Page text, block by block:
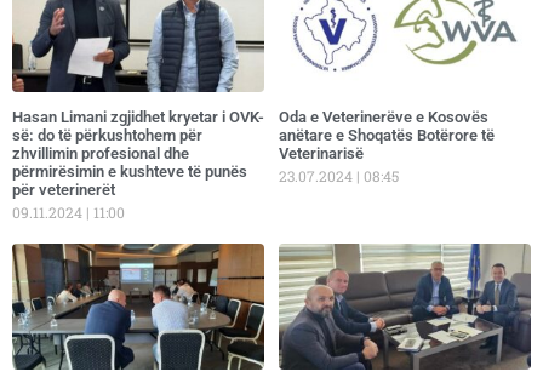
Hasan Limani zgjidhet kryetar i OVK-
së: do të përkushtohem për
zhvillimin profesional dhe
përmirësimin e kushteve të punës
për veterinerët
09.11.2024 11:00
Oda e Veterinerëve e Kosovës
anëtare e Shoqatës Botërore të
Veterinarisë
23.07.2024 08:45